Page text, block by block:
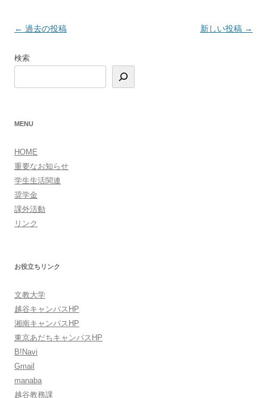
投
ナ
シ
ン
← 過去の投稿 新しい投稿 →
検索
MENU
HOME
重要なお知らせ
学生生活関連
奨学金
課外活動
リンク
お役立ちリンク
文教大学
越谷キャンパスHP
湘南キャンパスHP
東京あだちキャンパスHP
B!Navi
Gmail
manaba
越谷教務課